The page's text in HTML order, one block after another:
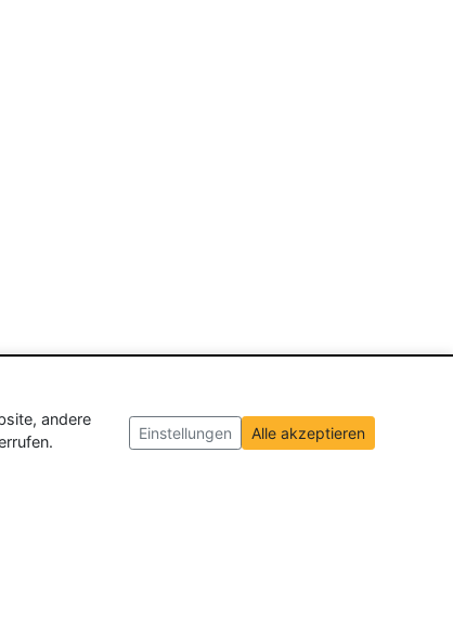
andere
Einstellungen Alle akzeptieren